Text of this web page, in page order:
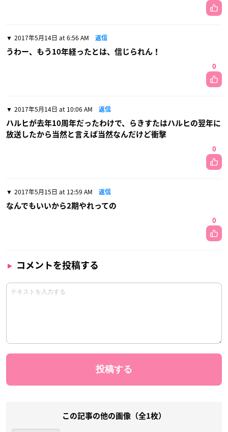
2017年5月14日 at 6:56 AM 返信
うわー、もう10年経ったとは、信じられん！
0
2017年5月14日 at 10:06 AM 返信
ハルヒが去年10周年だったわけで、らきすたはハルヒの翌年に
放送したから当然と言えば当然なんだけど衝撃
0
2017年5月15日 at 12:59 AM 返信
なんでもいいから2期やれっての
0
コメントを投稿する
この記事の他の画像（全1枚）